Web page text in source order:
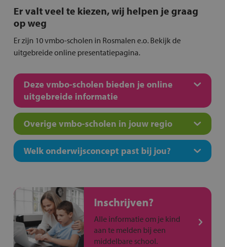
Er valt veel te kiezen, wij helpen je graag
op weg
Er zijn 10 vmbo-scholen in Rosmalen e.o. Bekijk de
uitgebreide online presentatiepagina.
Deze vmbo-scholen bieden je online
uitgebreide informatie
Overige vmbo-scholen in jouw regio
Welk onderwijsconcept past bij jou?
Inschrijven?
Alle informatie om je kind
aan te melden bij een
middelbare school.